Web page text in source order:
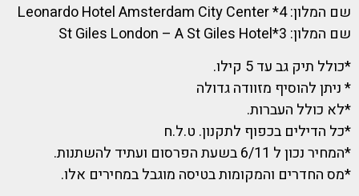
שם המלון: 4* Leonardo Hotel Amsterdam City Center
שם המלון: 3*St Giles London – A St Giles Hotel
*כולל תיק גב עד 5 קילו.
* ניתן להוסיף מזוודה גדולה
*לא כולל העברות.
*כל הדילים בכפוף לתקנון. ט.ל.ח
*המחיר נכון ל 6/11 בשעת הפרסום ועתיד להשתנות.
*מס החדרים והמקומות בטיסה מוגבל במחירים אלו.